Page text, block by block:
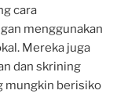
cara
menggunakan
Mereka juga
dan skrining
mungkin berisiko